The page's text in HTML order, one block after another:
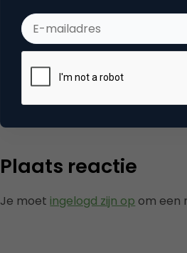
Categorie
Plaats reactie
Je moet ingelogd zijn op om een